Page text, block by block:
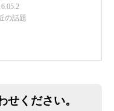
の話題
せください。